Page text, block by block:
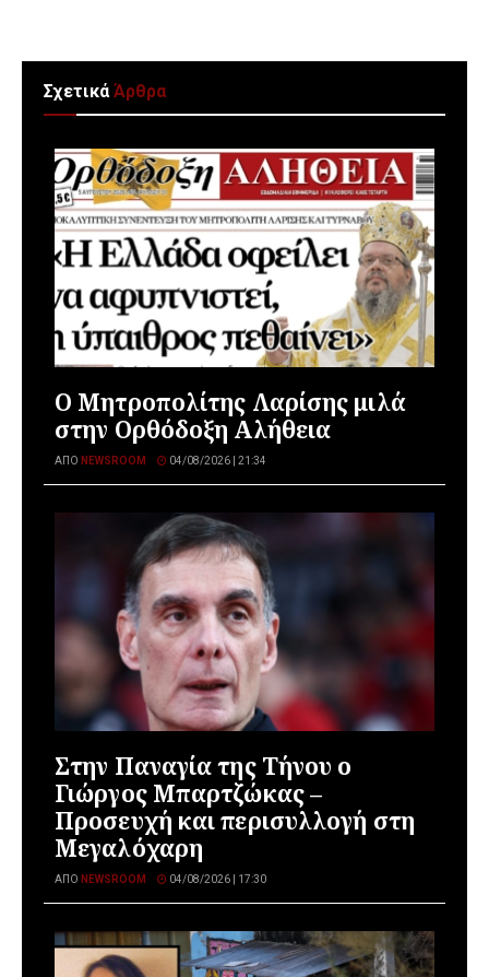
ΣχετικάΆρθρα
Ο Μητροπολίτης Λαρίσης μιλά
στην Ορθόδοξη Αλήθεια
ΑΠΌ NEWSROOM 04/08/2026 | 21:34
Στην Παναγία της Τήνου ο
Γιώργος Μπαρτζώκας –
Προσευχή και περισυλλογή στη
Μεγαλόχαρη
ΑΠΌ NEWSROOM 04/08/2026 | 17:30